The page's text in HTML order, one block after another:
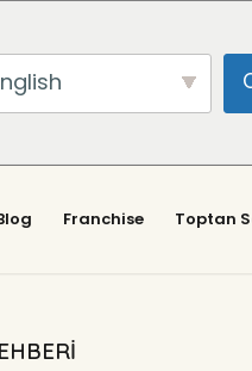
Franchise Toptan